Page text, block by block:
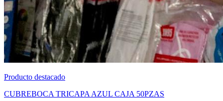
Producto destacado
CUBREBOCA TRICAPA AZUL CAJA 50PZAS